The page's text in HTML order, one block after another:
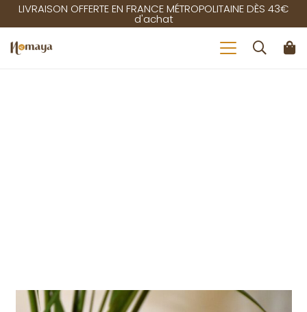
LIVRAISON OFFERTE EN FRANCE MÉTROPOLITAINE DÈS 43€
d'achat